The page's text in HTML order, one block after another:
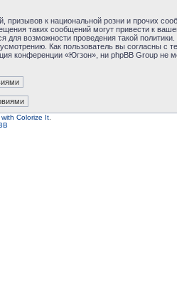
к национальной розни и прочих
таких сообщений могут привести к
возможности проведения такой
Как пользователь вы согласны с
конференции «Югзон», ни phpBB Group не
Colorize It.